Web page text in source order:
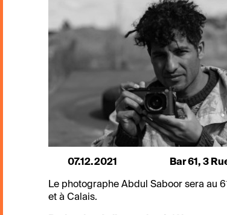
07.12.2021 Bar 61, 3
Le photographe Abdul Saboor sera au
et à Calais.